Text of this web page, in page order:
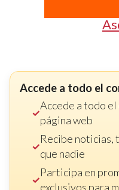
Accede a todo el
Accede a todo
página web
Recibe noticias,
que nadie
Participa en
exclusivos para